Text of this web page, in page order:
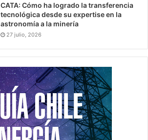
CATA: Cómo ha logrado la transferencia
tecnológica desde su expertise en la
astronomía a la minería
27 julio, 2026